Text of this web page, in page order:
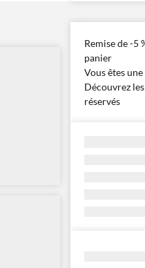
Remise de -5
panier
Vous êtes
Découvrez
réservés